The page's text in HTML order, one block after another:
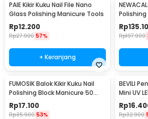
PAIE Kikir Kuku Nail File Nano
Glass Polishing Manicure Tools
Rp12.200
Rp27.900 57%
+ Keranjang
Polishing
Rp
Rp197.900
FUMOSIK Balok Kikir Kuku Nail
Polishing Block Manicure 50
PCS - GCA-076
Rp17.100
Rp35.900 53%
BEVILI
Mini UV
XZMUV-1
Rp
Rp32.900